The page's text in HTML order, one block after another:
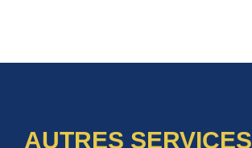
AUTRES SERVICES